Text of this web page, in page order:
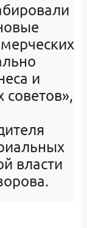
овали
и
советов»,
власти
.